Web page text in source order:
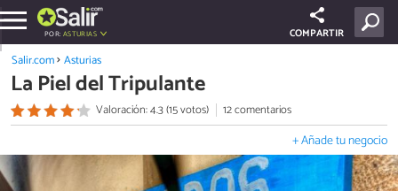
POR: ASTURIAS COMPARTIR
Salir.com Asturias
La Piel del Tripulante
Valoración: 4.3 (15 votos) 12 comentarios
+ Añade tu negocio